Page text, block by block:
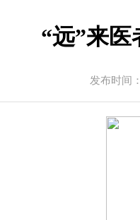
“远”来
发布时间